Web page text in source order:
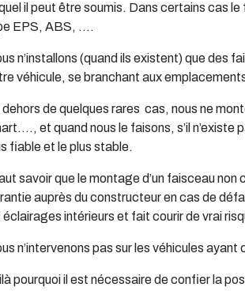
il peut être soumis. Dans certains cas
EPS, ABS, ….
n’installons (quand ils existent) que des
véhicule, se branchant aux
dehors de quelques rares cas, nous ne
et quand nous le faisons, s’il n’existe
fiable et le plus stable.
savoir que le montage d’un faisceau
auprès du constructeur en cas de
éclairages intérieurs et fait courir de vrai
n’intervenons pas sur les véhicules
pourquoi il est nécessaire de confier la